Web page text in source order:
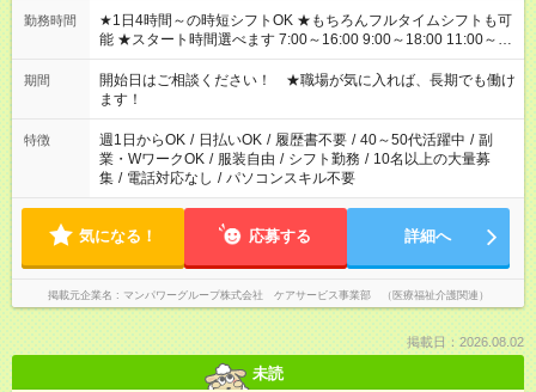
勤務時間
★1日4時間～の時短シフトOK ★もちろんフルタイムシフトも可
能 ★スタート時間選べます 7:00～16:00 9:00～18:00 11:00～
20:00 など 残業なし！ ※Wワークの場合、他のお仕事と合わせ
週40時間超の就業はご案内できません ※法令に基づき、週20時
間以上勤務は社会保険への加入対象となります ※労働者派遣法
（日雇い派遣の原則禁止）により、短時間・短期間の就業はご
案内が難しい場合があります
期間
開始日はご相談ください！ ★職場が気に入れば、長期でも働け
ます！
特徴 週1日からOK / 日払いOK / 履歴書不要 / 40～50代活躍中 / 副
業・WワークOK / 服装自由 / シフト勤務 / 10名以上の大量募
集 / 電話対応なし / パソコンスキル不要
気になる！ 応募する 詳細へ
掲載元企業名 マンパワーグループ株式会社 ケアサービス事業部 （医療福祉介護関連）
掲載日：2026.08.02
未読